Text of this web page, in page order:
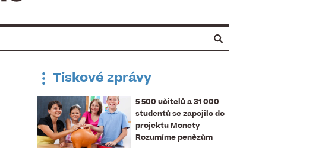
Tiskové zprávy
5 500 učitelů a 31 000
studentů se zapojilo do
projektu Monety
Rozumíme penězům